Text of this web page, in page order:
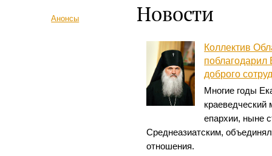
Анонсы Новости
Коллектив
поблагодарил
доброго
Многие годы
краеведческий
епархии, ныне
Среднеазиатским,
отношения.